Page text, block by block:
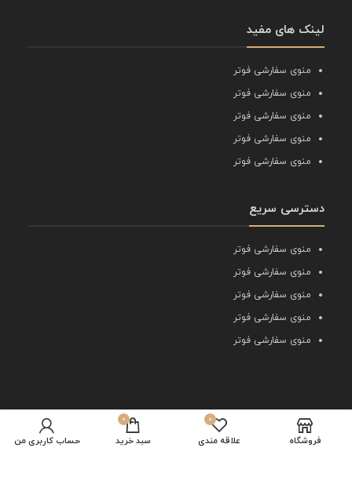
لینک های مفید
منوی سفارشی فوتر
منوی سفارشی فوتر
منوی سفارشی فوتر
منوی سفارشی فوتر
منوی سفارشی فوتر
دسترسی سریع
منوی سفارشی فوتر
منوی سفارشی فوتر
منوی سفارشی فوتر
منوی سفارشی فوتر
منوی سفارشی فوتر
ما را دنبال کنید
فروشگاه
0
علاقه مندی
0
سبد خرید حساب کاربری من